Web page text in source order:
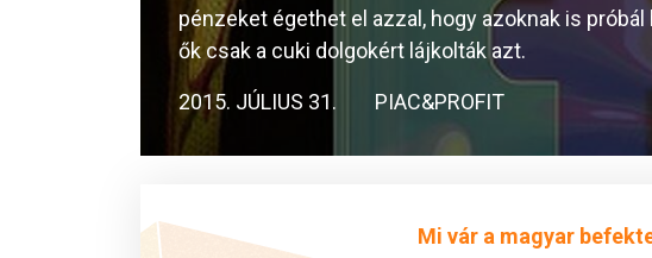
pénzeket égethet el azzal, hogy azoknak is
ők csak a cuki dolgokért lájkolták azt.
2015. JÚLIUS 31. PIAC&PROFIT
Mi vár a magyar